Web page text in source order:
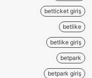
betticket giriş
betlike
betlike giriş
betpark
betpark giriş